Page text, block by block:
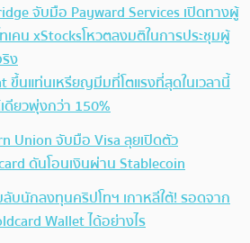
จับมือ Payward Services เปิดทางผู้
เคน xStocksโหวตลงมติในการประชุมผู้
ง
ขึ้นแท่นเหรียญมีมที่โตแรงที่สุดในเวลานี้
ดียวพุ่งกว่า 150%
Union จับมือ Visa ลุยเปิดตัว
ดันโอนเงินผ่าน Stablecoin
ลับนักลงทุนคริปโทฯ เกาหลีใต้! รอดจาก
Wallet ได้อย่างไร